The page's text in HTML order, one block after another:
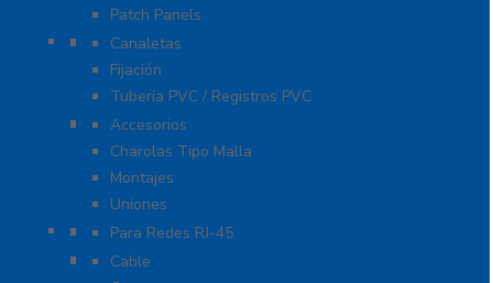
Patch Panels
Canalización
Canaletas
Fijación
Tubería PVC / Registros PVC
Charola
Accesorios
Charolas Tipo Malla
Montajes
Uniones
Conectores
Para Redes RJ-45
Fibra Óptica
Cable